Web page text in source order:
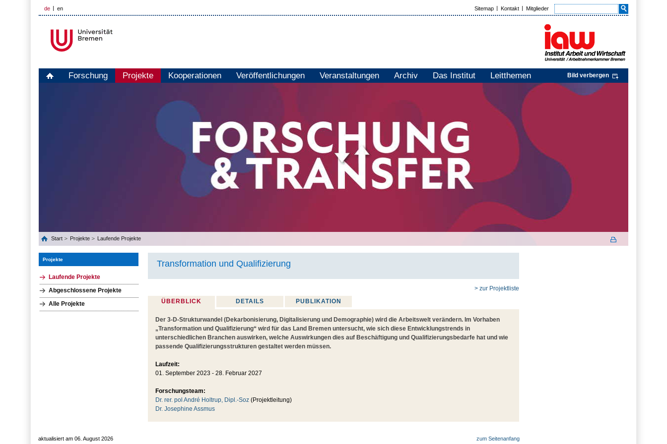
de en Sitemap Kontakt Mitglieder
Forschung Projekte Kooperationen Veröffentlichungen Veranstaltungen Archiv Das Institut Leitthemen Bild verbergen
Start Projekte Laufende Projekte
Projekte
Laufende Projekte
Abgeschlossene Projekte
Alle Projekte
Transformation und Qualifizierung
> zur Projektliste
ÜBERBLICK
DETAILS PUBLIKATION
Der 3-D-Strukturwandel (Dekarbonisierung, Digitalisierung und Demographie) wird die Arbeitswelt verändern. Im Vorhaben
„Transformation und Qualifizierung“ wird für das Land Bremen untersucht, wie sich diese Entwicklungstrends in
unterschiedlichen Branchen auswirken, welche Auswirkungen dies auf Beschäftigung und Qualifizierungsbedarfe hat und wie
passende Qualifizierungsstrukturen gestaltet werden müssen.
Laufzeit:
01. September 2023 - 28. Februar 2027
Forschungsteam:
Dr. rer. pol André Holtrup, Dipl.-Soz (Projektleitung)
Dr. Josephine Assmus
aktualisiert am 06. August 2026 zum Seitenanfang